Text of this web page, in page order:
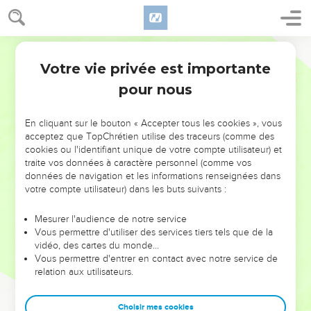
NE MANQUEZ PAS L’ÉVÉNEMENT
DE L’ANNÉE !
ET SI LEURS ERREURS POUVAIENT VOUS ÉVITER LES
VOTRES ?
leur foi ou leur vision. Mais on voit moins les doutes, les erreurs
et les saisons difficiles qu'ils ont traversés, alors même que ce
sont elles qui les ont façonnés.
Dans cette conférence, leaders, entrepreneurs, et responsables
clés pour avancer avec plus de sagesse afin que leurs erreurs
Votre vie privée est importante
pour nous
En cliquant sur le bouton « Accepter tous les cookies », vous
acceptez que TopChrétien utilise des traceurs (comme des
cookies ou l'identifiant unique de votre compte utilisateur) et
traite vos données à caractère personnel (comme vos
données de navigation et les informations renseignées dans
votre compte utilisateur) dans les buts suivants :
Mesurer l'audience de notre service
Vous permettre d'utiliser des services tiers tels que de la
vidéo, des cartes du monde…
Vous permettre d'entrer en contact avec notre service de
relation aux utilisateurs.
Choisir mes cookies